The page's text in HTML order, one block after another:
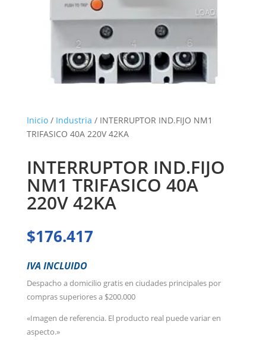
Inicio/ Industria / INTERRUPTOR IND.FIJO NM1
TRIFASICO 40A 220V 42KA
INTERRUPTOR IND.FIJO
NM1 TRIFASICO 40A
220V 42KA
$176.417
IVA INCLUIDO
Despacho a domicilio gratis en ciudades principales por
compras superiores a $200.000
«Imagen de referencia. El producto real puede variar en
aspecto.»